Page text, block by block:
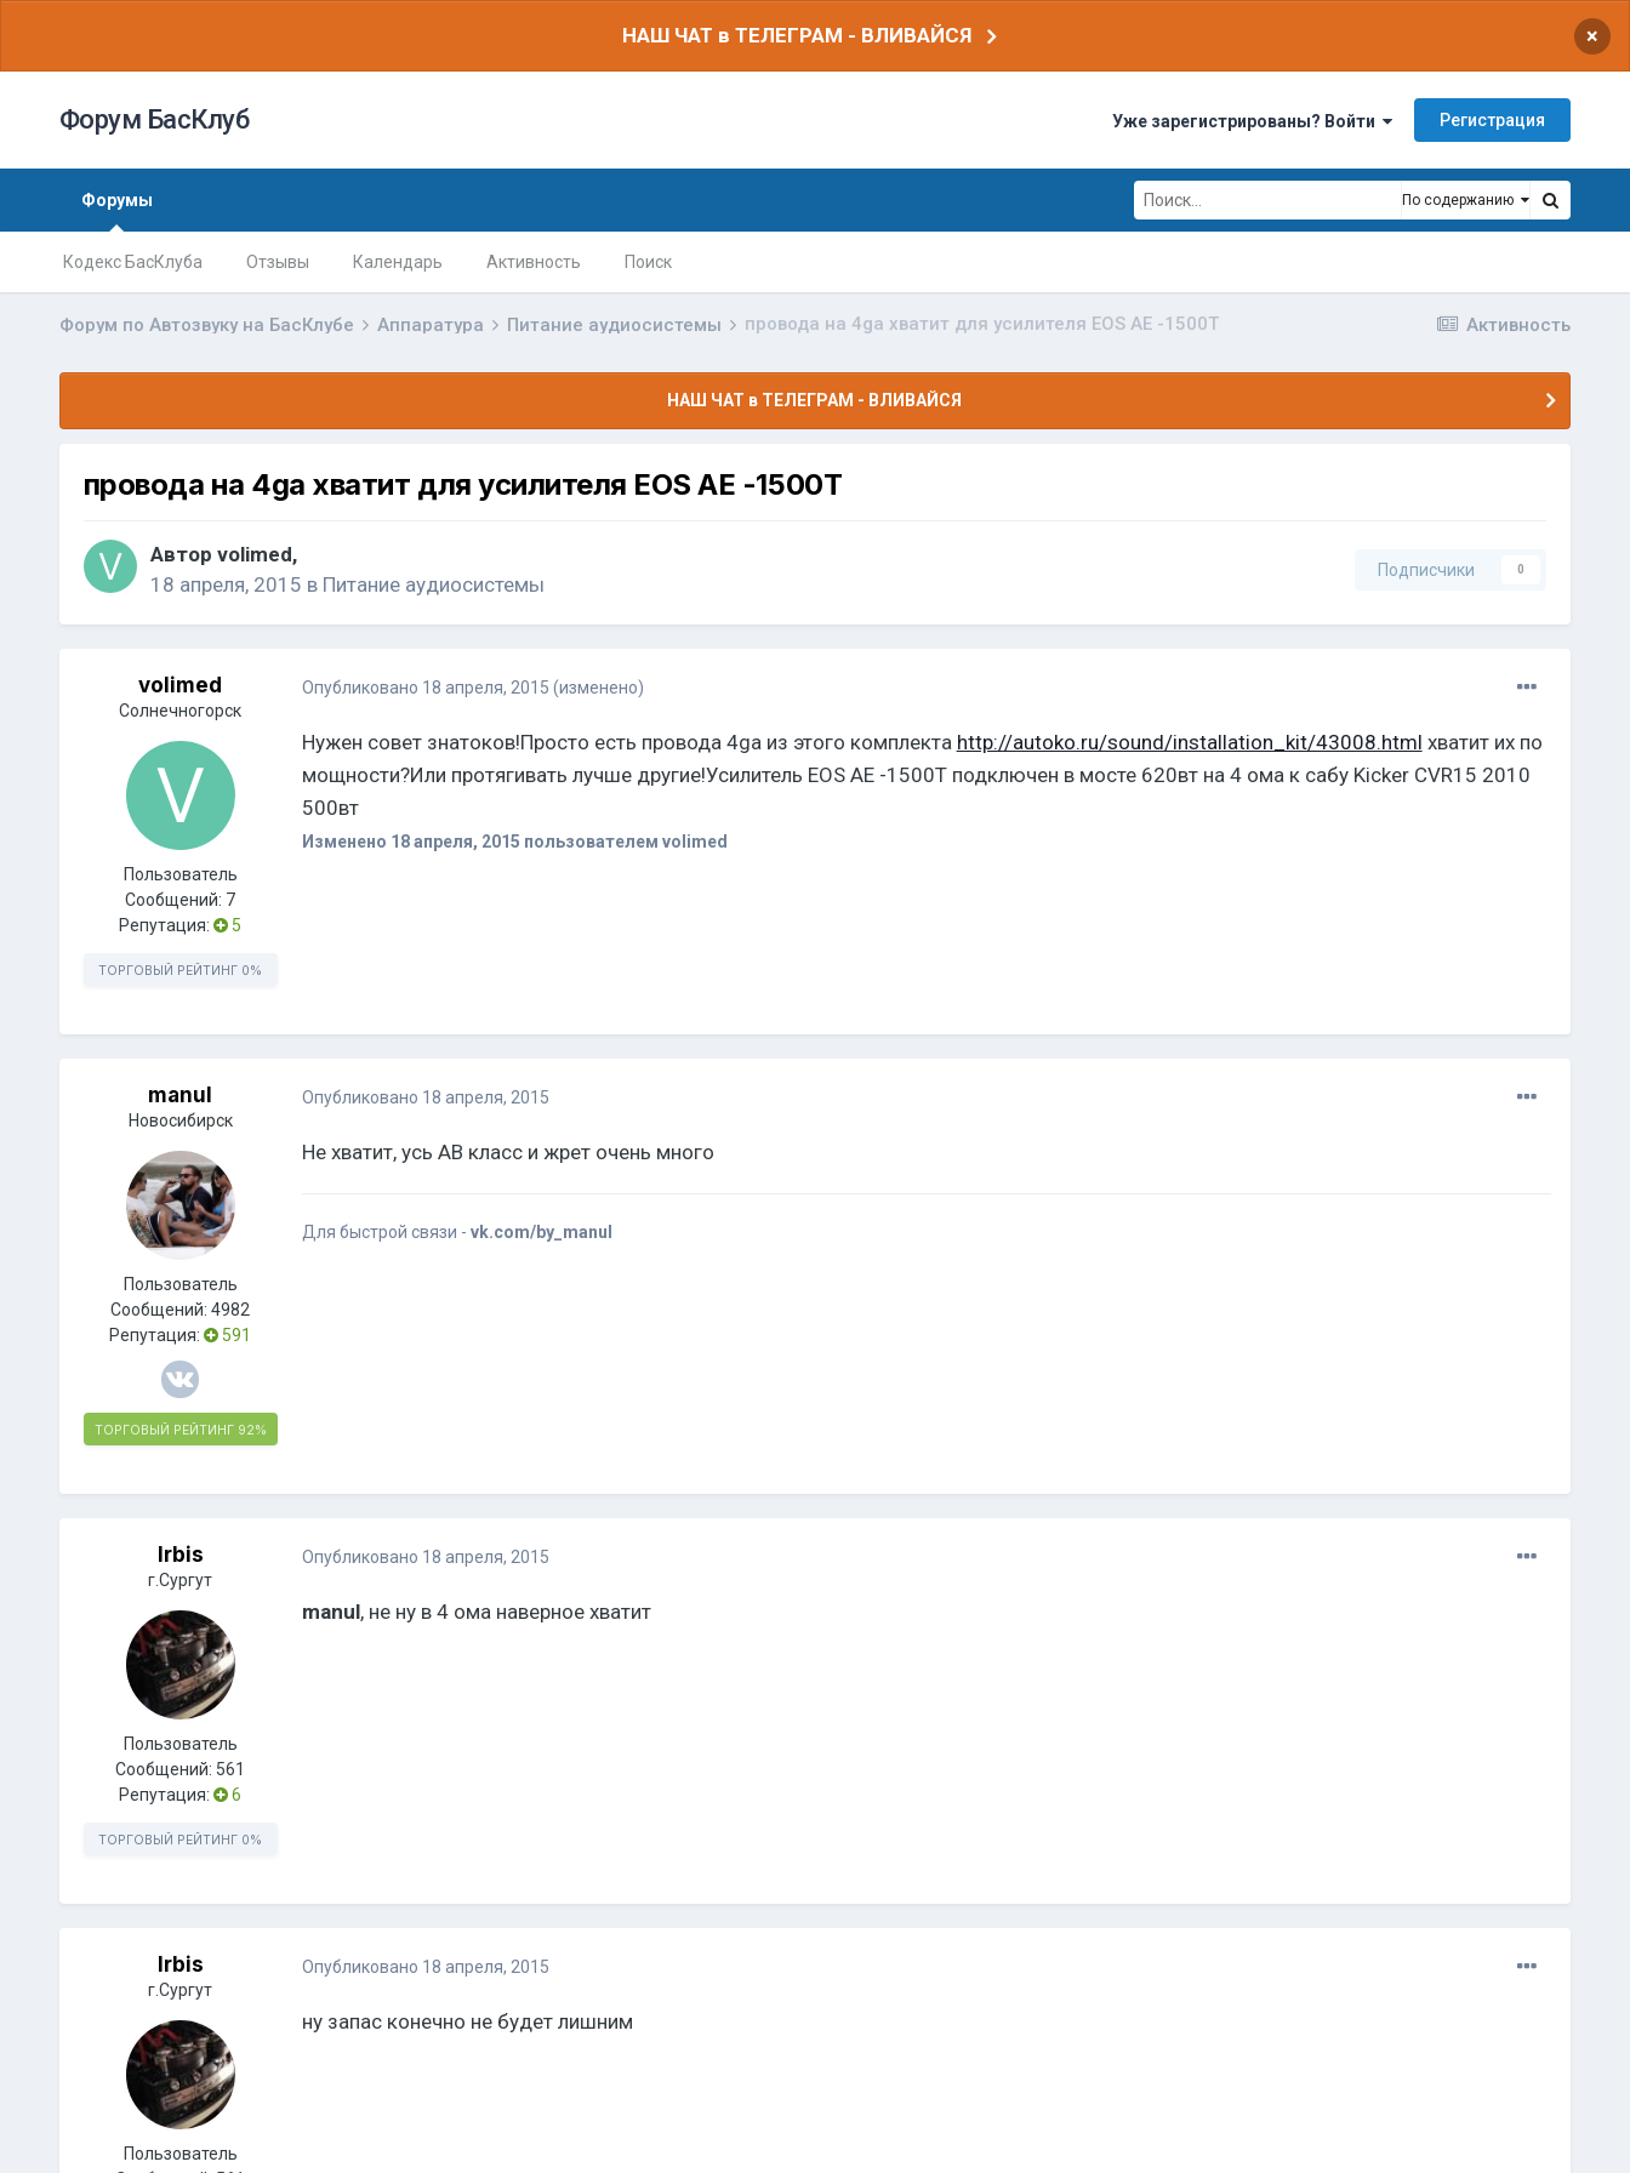
НАШ ЧАТ в ТЕЛЕГРАМ - ВЛИВАЙСЯ ×
Форум БасКлуб Уже зарегистрированы? Войти Регистрация
Форумы
Кодекс БасКлуба Отзывы Календарь Активность Поиск
По содержанию
Активность
Форум по Автозвуку на БасКлубе Аппаратура Питание аудиосистемы провода на 4ga хватит для усилителя EOS AE -1500T
НАШ ЧАТ в ТЕЛЕГРАМ - ВЛИВАЙСЯ
провода на 4ga хватит для усилителя EOS AE -1500T
Автор volimed,
18 апреля, 2015 в Питание аудиосистемы
Подписчики 0
volimed
Солнечногорск
Пользователь
Сообщений: 7
Репутация:
5
ТОРГОВЫЙ РЕЙТИНГ 0%
Опубликовано 18 апреля, 2015 (изменено)
Нужен совет знатоков!Просто есть провода 4ga из этого комплекта http://autoko.ru/sound/installation_kit/43008.html хватит их по
мощности?Или протягивать лучше другие!Усилитель EOS AE -1500T подключен в мосте 620вт на 4 ома к сабу Kicker CVR15 2010
500вт
Изменено 18 апреля, 2015 пользователем volimed
manul
Новосибирск
Пользователь
Сообщений:4982
Репутация:
591
ТОРГОВЫЙ РЕЙТИНГ 92%
Опубликовано 18 апреля, 2015
Не хватит, усь АВ класс и жрет очень много
Для быстрой связи - vk.com/by_manul
Irbis
г.Сургут
Пользователь
Сообщений: 561
Репутация:
6
ТОРГОВЫЙ РЕЙТИНГ 0%
Опубликовано 18 апреля, 2015
manul, не ну в 4 ома наверное хватит
Irbis
г.Сургут
Пользователь
Опубликовано 18 апреля, 2015
ну запас конечно не будет лишним